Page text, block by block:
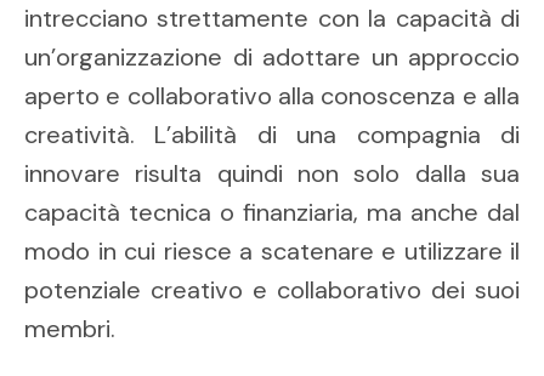
intrecciano strettamente con la capacità di
un’organizzazione di adottare un approccio
aperto e collaborativo alla conoscenza e alla
creatività. L’abilità di una compagnia di
innovare risulta quindi non solo dalla sua
capacità tecnica o finanziaria, ma anche dal
modo in cui riesce a scatenare e utilizzare il
potenziale creativo e collaborativo dei suoi
membri.